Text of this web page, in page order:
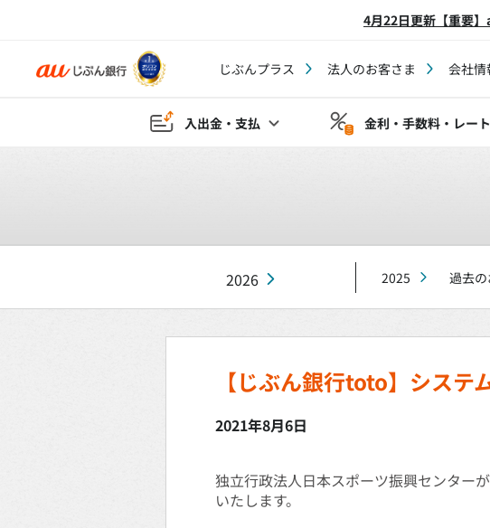
4月22日更新【重要
じぶんプラス 法人のお客さま 会社情
入出金・支払 金利・手数料・レート
2026 2025 過去
【じぶん銀行toto】システ
2021年8月6日
独立行政法人日本スポーツ振興センター
いたします。